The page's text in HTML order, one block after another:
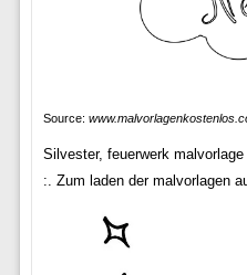
Source:
Silvester, feuerwerk
:. Zum laden der malvorlagen